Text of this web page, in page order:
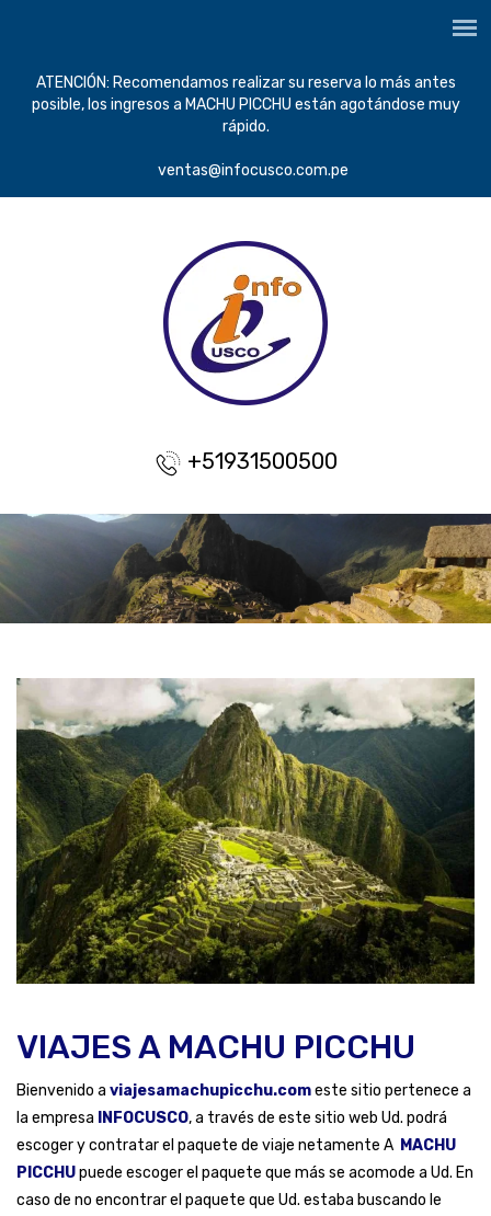
ATENCIÓN: Recomendamos realizar su reserva lo más antes
posible, los ingresos a MACHU PICCHU están agotándose muy
rápido.
ventas@infocusco.com.pe
+51931500500
VIAJES A MACHU PICCHU
Bienvenido a viajesamachupicchu.comeste sitio pertenece a
la empresa
INFOCUSCO, a través de este sitio web Ud. podrá
escoger y contratar el paquete de viaje netamente A MACHU
PICCHUpuede escoger el paquete que más se acomode a Ud. En
caso de no encontrar el paquete que Ud. estaba buscando le